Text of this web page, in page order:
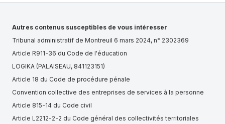
Autres contenus susceptibles de vous intéresser
Tribunal administratif de Montreuil 6 mars 2024, n° 2302369
Article R911-36 du Code de l'éducation
LOGIKA (PALAISEAU, 841123151)
Article 18 du Code de procédure pénale
Convention collective des entreprises de services à la personne
Article 815-14 du Code civil
Article L2212-2-2 du Code général des collectivités territoriales